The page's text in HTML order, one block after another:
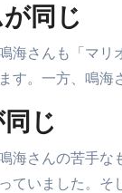
同じ
海さんも「マ
す。一方、鳴
じ
海さんの苦手
ていました。